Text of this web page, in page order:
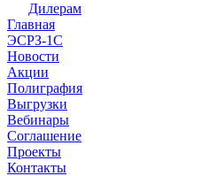
Дилерам
Главная
ЭСРЗ-1С
Новости
Акции
Полиграфия
Выгрузки
Вебинары
Соглашение
Проекты
Контакты